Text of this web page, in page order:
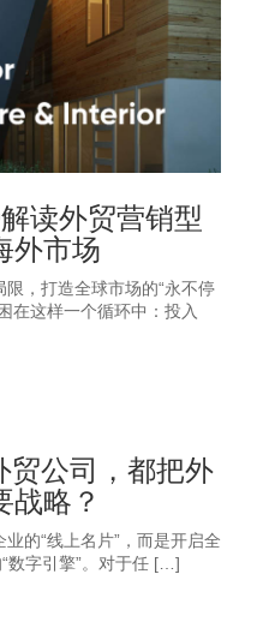
读外贸营销型
外市场
，打造全球市场的“永不停
在这样一个循环中：投入
贸公司，都把外
战略？
的“线上名片”，而是开启全
数字引擎”。对于任 […]